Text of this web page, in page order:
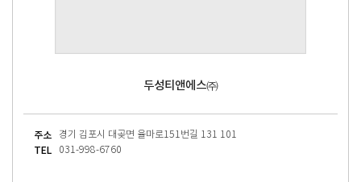
두성티앤에스㈜
주소 경기 김포시 대곶면 율마로151번길 131 101
TEL 031-998-6760